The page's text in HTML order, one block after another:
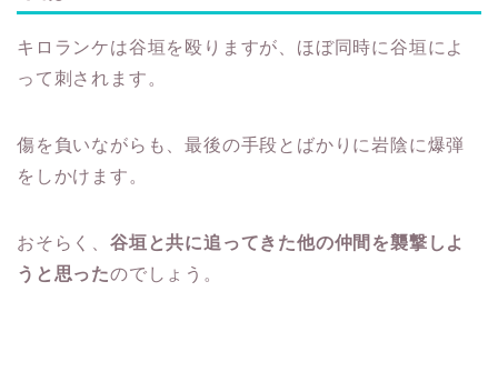
キロランケは谷垣を殴りますが、ほぼ同時に谷垣によ
って刺されます。
傷を負いながらも、最後の手段とばかりに岩陰に爆弾
をしかけます。
おそらく、 谷垣と共に追ってきた他の仲間を襲撃しよ
うと思ったのでしょう。